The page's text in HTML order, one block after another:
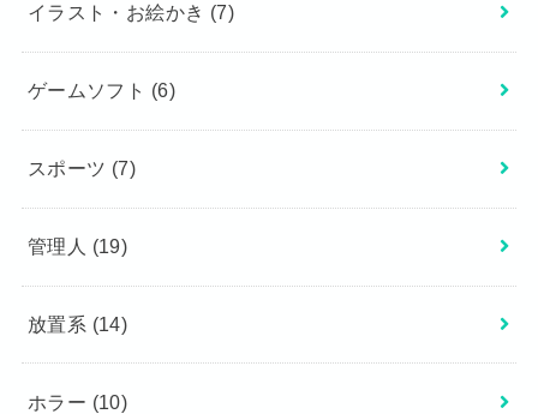
イラスト・お絵かき (7)
ゲームソフト (6)
スポーツ (7)
管理人 (19)
放置系 (14)
ホラー (10)